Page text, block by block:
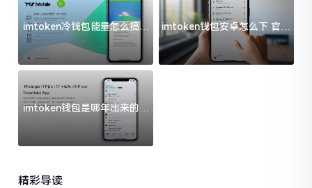
imtoken冷钱包能量怎么搞？
过来人告诉你门道
imtoken钱包安卓怎么下 官方
渠道避坑指南
imtoken钱包是哪年出来的？
一文给你说清楚
精彩导读